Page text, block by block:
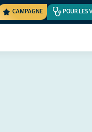
CAMPAGNE POUR LES